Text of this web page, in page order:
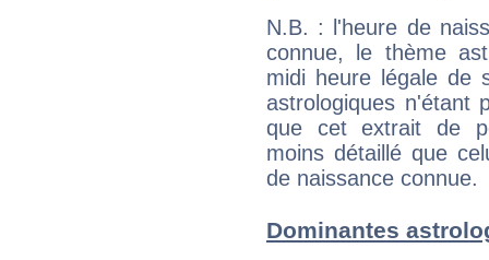
N.B. : l'heure de
connue, le thème
midi heure légale de
astrologiques n'étant
que cet extrait de
moins détaillé que
de naissance connue.
Dominantes